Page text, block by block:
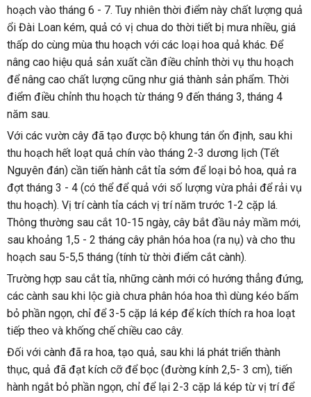
hoạch vào tháng 6 - 7. Tuy nhiên thời điểm này chất lượng quả
ổi Đài Loan kém, quả có vị chua do thời tiết bị mưa nhiều, giá
thấp do cùng mùa thu hoạch với các loại hoa quả khác. Để
nâng cao hiệu quả sản xuất cần điều chỉnh thời vụ thu hoạch
để nâng cao chất lượng cũng như giá thành sản phẩm. Thời
điểm điều chỉnh thu hoạch từ tháng 9 đến tháng 3, tháng 4
năm sau.
Với các vườn cây đã tạo được bộ khung tán ổn định, sau khi
thu hoạch hết loạt quả chín vào tháng 2-3 dương lịch (Tết
Nguyên đán) cần tiến hành cắt tỉa sớm để loại bỏ hoa, quả ra
đợt tháng 3 - 4 (có thể để quả với số lượng vừa phải để rải vụ
thu hoạch). Vị trí cành tỉa cách vị trí năm trước 1-2 cặp lá.
Thông thường sau cắt 10-15 ngày, cây bắt đầu nảy mầm mới,
sau khoảng 1,5 - 2 tháng cây phân hóa hoa (ra nụ) và cho thu
hoạch sau 5-5,5 tháng (tính từ thời điểm cắt cành).
Trường hợp sau cắt tỉa, những cành mới có hướng thẳng đứng,
các cành sau khi lộc già chưa phân hóa hoa thì dùng kéo bấm
bỏ phần ngọn, chỉ để 3-5 cặp lá kép để kích thích ra hoa loạt
tiếp theo và khống chế chiều cao cây.
Đối với cành đã ra hoa, tạo quả, sau khi lá phát triển thành
thục, quả đã đạt kích cỡ để bọc (đường kính 2,5- 3 cm), tiến
hành ngắt bỏ phần ngọn, chỉ để lại 2-3 cặp lá kép từ vị trí để